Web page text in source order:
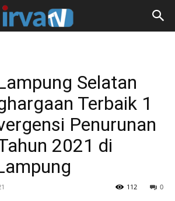
Selatan
Terbaik 1
Penurunan
2021 di
0
112